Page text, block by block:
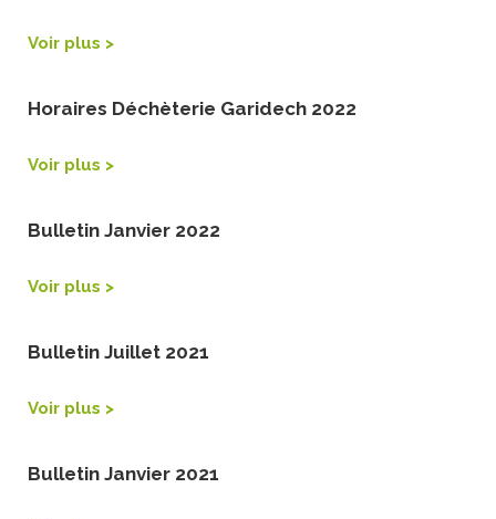
Voir plus >
Horaires Déchèterie Garidech 2022
Voir plus >
Bulletin Janvier 2022
Voir plus >
Bulletin Juillet 2021
Voir plus >
Bulletin Janvier 2021